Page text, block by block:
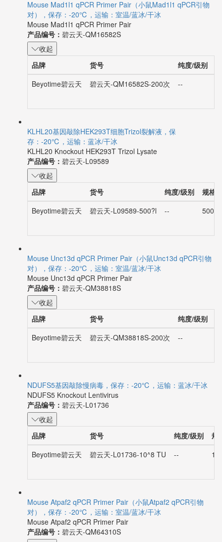
Mouse Mad1l1 qPCR Primer Pair（小鼠Mad1l1 qPCR引物
对），保存：-20℃，运输：室温/蓝冰/干冰
Mouse Mad1l1 qPCR Primer Pair
产品编号： 碧云天-QM16582S
收起
品牌
货号 纯度/级别
Beyotime碧云天
碧云天-QM16582S-200次 --
KLHL20基因敲除HEK293T细胞Trizol裂解液，保
存：-20℃，运输：蓝冰/干冰
KLHL20 Knockout HEK293T Trizol Lysate
产品编号： 碧云天-L09589
收起
品牌
货号 纯度/级别
规格
Beyotime碧云天
碧云天-L09589-500?l -- 500?l
Mouse Unc13d qPCR Primer Pair（小鼠Unc13d qPCR引物
对），保存：-20℃，运输：室温/蓝冰/干冰
Mouse Unc13d qPCR Primer Pair
产品编号： 碧云天-QM38818S
收起
品牌
货号 纯度/级别
Beyotime碧云天
碧云天-QM38818S-200次 --
NDUFS5基因敲除慢病毒，保存：-20℃，运输：蓝冰/干冰
NDUFS5 Knockout Lentivirus
产品编号： 碧云天-L01736
收起
品牌
货号 纯度/级别
规
Beyotime碧云天
碧云天-L01736-10^8 TU --
Mouse Atpaf2 qPCR Primer Pair（小鼠Atpaf2 qPCR引物
对），保存：-20℃，运输：室温/蓝冰/干冰
Mouse Atpaf2 qPCR Primer Pair
产品编号： 碧云天-QM64310S